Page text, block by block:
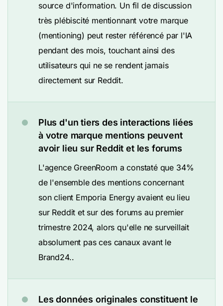
source d'information. Un fil de discussion
très plébiscité mentionnant votre marque
(mentioning) peut rester référencé par l'IA
pendant des mois, touchant ainsi des
utilisateurs qui ne se rendent jamais
directement sur Reddit.
Plus d'un tiers des interactions liées
à votre marque mentions peuvent
avoir lieu sur Reddit et les forums
L'agence GreenRoom a constaté que 34%
de l'ensemble des mentions concernant
son client Emporia Energy avaient eu lieu
sur Reddit et sur des forums au premier
trimestre 2024, alors qu'elle ne surveillait
absolument pas ces canaux avant le
Brand24..
Les données originales constituent le